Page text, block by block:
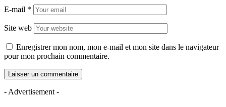
E-mail *
Site web
Enregistrer mon nom, mon e-mail et mon site dans le navigateur
pour mon prochain commentaire.
- Advertisement -